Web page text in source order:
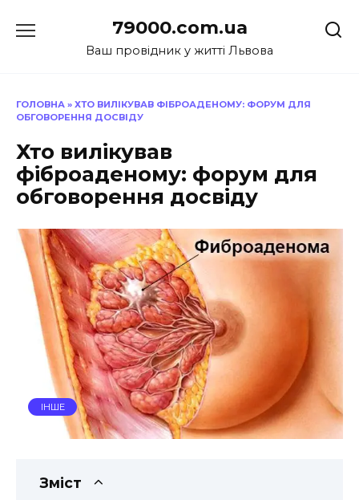
до
79000.com.ua
Ваш провідник у житті Львова
ГОЛОВНА » ХТО ВИЛІКУВАВ ФІБРОАДЕНОМУ: ФОРУМ ДЛЯ
ОБГОВОРЕННЯ ДОСВІДУ
Хто вилікував
фіброаденому: форум для
обговорення досвіду
ІНШЕ
Зміст